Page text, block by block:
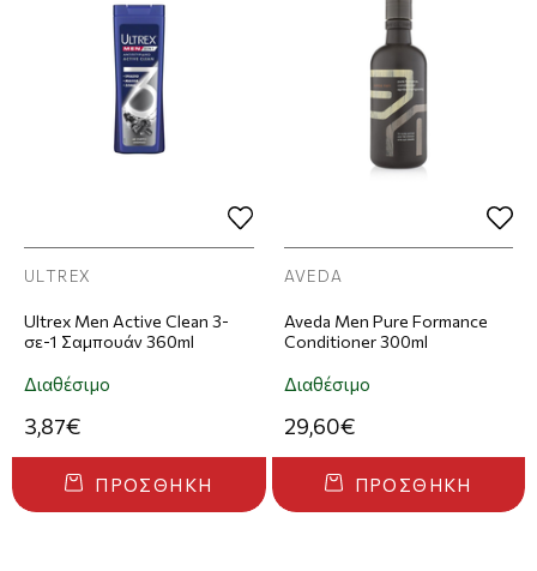
ULTREX
Ultrex Men Active Clean 3-
σε-1 Σαμπουάν 360ml
Διαθέσιμο
3,87€
ΠΡΟΣΘΉΚΗ
AVEDA
Aveda Men Pure Formance
Conditioner 300ml
Διαθέσιμο
29,60€
ΠΡΟΣΘΉΚΗ